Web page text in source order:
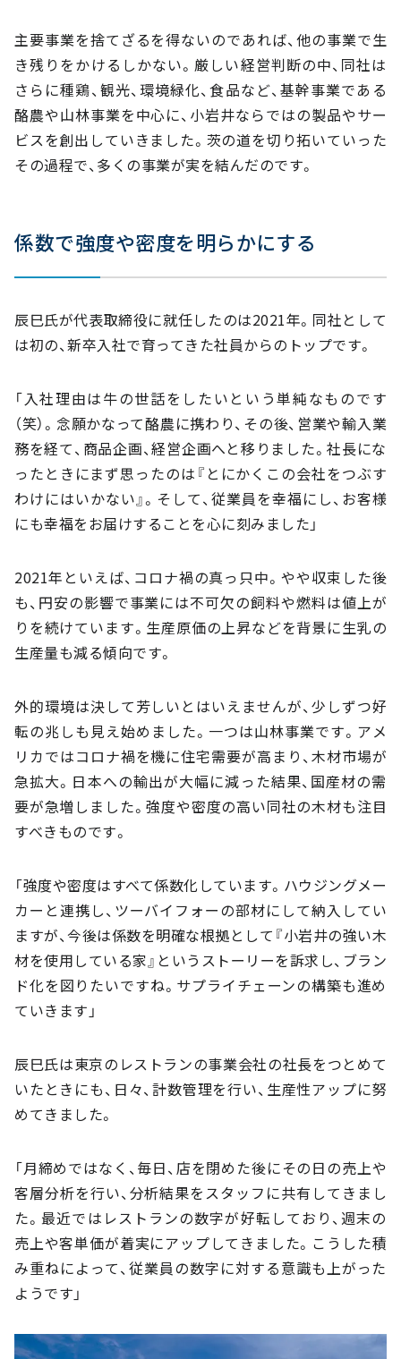
主要事業を捨てざるを得ないのであれば、他の事業で生
き残りをかけるしかない。厳しい経営判断の中、同社は
さらに種鶏、観光、環境緑化、食品など、基幹事業である
酪農や山林事業を中心に、小岩井ならではの製品やサー
ビスを創出していきました。茨の道を切り拓いていった
その過程で、多くの事業が実を結んだのです。
係数で強度や密度を明らかにする
辰巳氏が代表取締役に就任したのは2021年。同社として
は初の、新卒入社で育ってきた社員からのトップです。
「入社理由は牛の世話をしたいという単純なものです
（笑）。念願かなって酪農に携わり、その後、営業や輸入業
務を経て、商品企画、経営企画へと移りました。社長にな
ったときにまず思ったのは『とにかくこの会社をつぶす
わけにはいかない』。そして、従業員を幸福にし、お客様
にも幸福をお届けすることを心に刻みました」
2021年といえば、コロナ禍の真っ只中。やや収束した後
も、円安の影響で事業には不可欠の飼料や燃料は値上が
りを続けています。生産原価の上昇などを背景に生乳の
生産量も減る傾向です。
外的環境は決して芳しいとはいえませんが、少しずつ好
転の兆しも見え始めました。一つは山林事業です。アメ
リカではコロナ禍を機に住宅需要が高まり、木材市場が
急拡大。日本への輸出が大幅に減った結果、国産材の需
要が急増しました。強度や密度の高い同社の木材も注目
すべきものです。
「強度や密度はすべて係数化しています。ハウジングメー
カーと連携し、ツーバイフォーの部材にして納入してい
ますが、今後は係数を明確な根拠として『小岩井の強い木
材を使用している家』というストーリーを訴求し、ブラン
ド化を図りたいですね。サプライチェーンの構築も進め
ていきます」
辰巳氏は東京のレストランの事業会社の社長をつとめて
いたときにも、日々、計数管理を行い、生産性アップに努
めてきました。
「月締めではなく、毎日、店を閉めた後にその日の売上や
客層分析を行い、分析結果をスタッフに共有してきまし
た。最近ではレストランの数字が好転しており、週末の
売上や客単価が着実にアップしてきました。こうした積
み重ねによって、従業員の数字に対する意識も上がった
ようです」